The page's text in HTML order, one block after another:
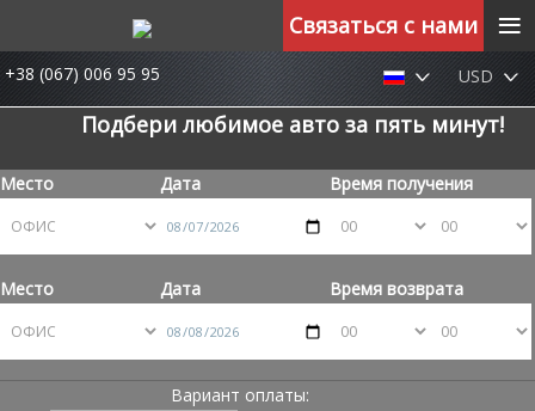
+38 (067) 006 95 95 USD
Подбери любимое авто за пять минут!
Место Дата Время получения
Место Дата Время возврата
Вариант оплаты:
Связаться с нами ≡